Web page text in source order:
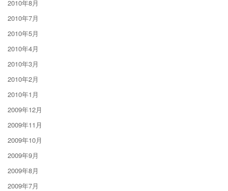
2010年8月
2010年7月
2010年5月
2010年4月
2010年3月
2010年2月
2010年1月
2009年12月
2009年11月
2009年10月
2009年9月
2009年8月
2009年7月